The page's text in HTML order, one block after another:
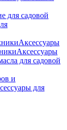
для садовой
Аксессуары
Аксессуары
для садовой
и
для